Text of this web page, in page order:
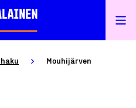
Mouhijärven